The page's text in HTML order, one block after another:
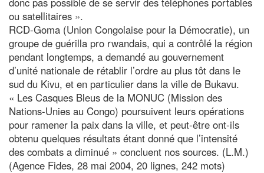
ou satellitaires ».
RCD-Goma (Union Congolaise pour la Démocratie), un
groupe de guérilla pro rwandais, qui a contrôlé la région
pendant longtemps, a demandé au gouvernement
d’unité nationale de rétablir l’ordre au plus tôt dans le
sud du Kivu, et en particulier dans la ville de Bukavu.
« Les Casques Bleus de la MONUC (Mission des
Nations-Unies au Congo) poursuivent leurs opérations
pour ramener la paix dans la ville, et peut-être ont-ils
obtenu quelques résultats étant donné que l’intensité
des combats a diminué » concluent nos sources. (L.M.)
(Agence Fides, 28 mai 2004, 20 lignes, 242 mots)